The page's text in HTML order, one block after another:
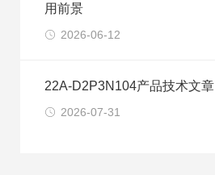
用前景
2026-06-12
22A-D2P3N104产品技术文章
2026-07-31